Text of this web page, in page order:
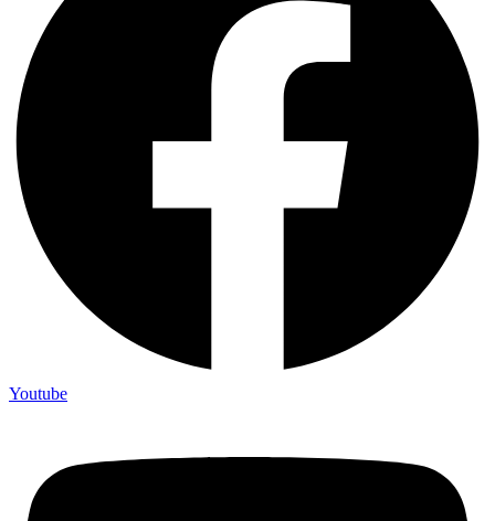
Youtube